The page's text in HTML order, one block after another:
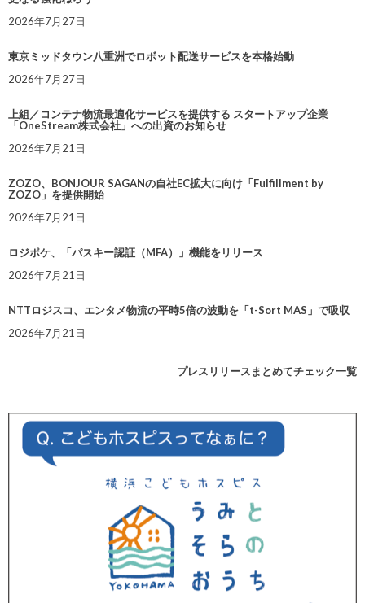
2026年7月27日
東京ミッドタウン八重洲でロボット配送サービスを本格始動
2026年7月27日
上組／コンテナ物流最適化サービスを提供する スタートアップ企業
「OneStream株式会社」への出資のお知らせ
2026年7月21日
ZOZO、BONJOUR SAGANの自社EC拡大に向け「Fulfillment by
ZOZO」を提供開始
2026年7月21日
ロジポケ、「パスキー認証（MFA）」機能をリリース
2026年7月21日
NTTロジスコ、エンタメ物流の平時5倍の波動を「t-Sort MAS」で吸収
2026年7月21日
プレスリリースまとめてチェック一覧